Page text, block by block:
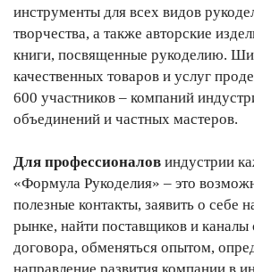
инструменты для всех видов
творчества, а также авторские
книги, посвященные рукоделию.
качественных товаров и услуг
600 участников – компаний
объединений и частных мастеров.
Для профессионалов индустрии
«Формула Рукоделия» – это
полезные контакты, заявить о себе
рынке, найти поставщиков и каналы
договора, обменяться опытом,